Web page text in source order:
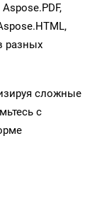
разных
сложные
с